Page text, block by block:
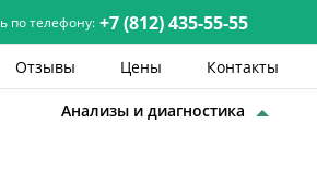
по телефону: +7 (812) 435-55-55
Отзывы Цены Контакты
Анализы и диагностика